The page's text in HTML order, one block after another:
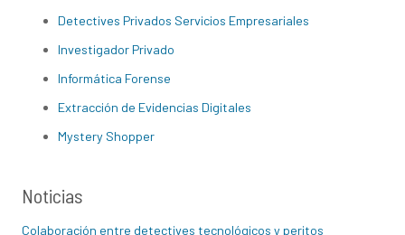
Detectives Privados Servicios Empresariales
Investigador Privado
Informática Forense
Extracción de Evidencias Digitales
Mystery Shopper
Noticias
Colaboración entre detectives tecnológicos y peritos